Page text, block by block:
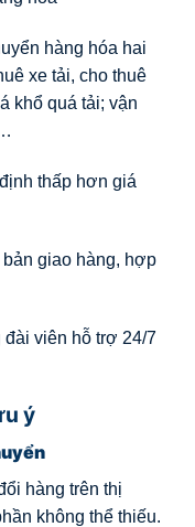
hàng hóa hai
xe tải, cho thuê
khổ quá tải; vận
thấp hơn giá
giao hàng, hợp
đài viên hỗ trợ 24/7
ý
hàng trên thị
không thể thiếu.